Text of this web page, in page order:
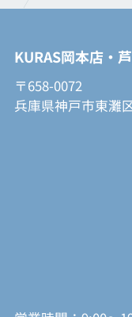
KURAS岡本店・
〒658-0072
兵庫県神戸市東灘